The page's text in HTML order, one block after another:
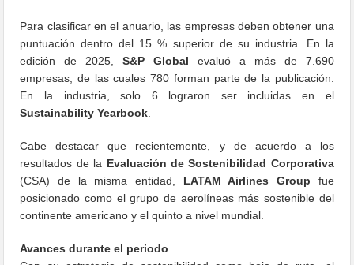
Para clasificar en el anuario, las empresas deben obtener una
puntuación dentro del 15 % superior de su industria. En la
edición de 2025,S&P Global evaluó a más de 7.690
empresas, de las cuales 780 forman parte de la publicación.
En la industria, solo 6 lograron ser incluidas en el
Sustainability Yearbook
Cabe destacar que recientemente, y de acuerdo a los
resultados de la Evaluación de Sostenibilidad Corporativa
(CSA) de la misma entidad, LATAM Airlines Group fue
posicionado como el grupo de aerolíneas más sostenible del
continente americano y el quinto a nivel mundial.
Avances durante el periodo